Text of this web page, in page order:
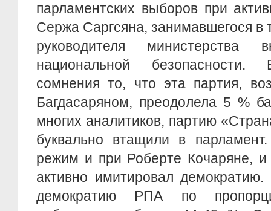
парламентских выборов при
Сержа Саргсяна, занимавшегося в
руководителя
национальной
сомнения то, что эта партия,
Багдасаряном, преодолела 5 %
многих аналитиков, партию
буквально втащили в
режим и при Роберте Кочаряне,
активно имитировал
демократию РПА по